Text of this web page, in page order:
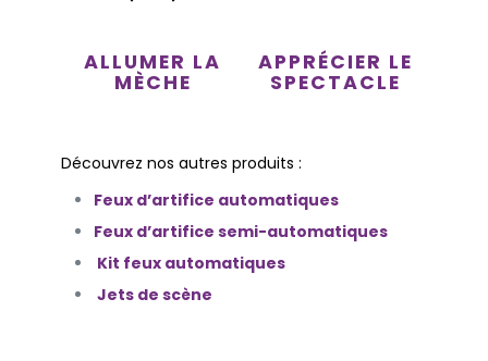
ALLUMER LA
MÈCHE
APPRÉCIER LE
SPECTACLE
Découvrez nos autres produits :
Feux d’artifice automatiques
Feux d’artifice semi-automatiques
Kit feux automatiques
Jets de scène